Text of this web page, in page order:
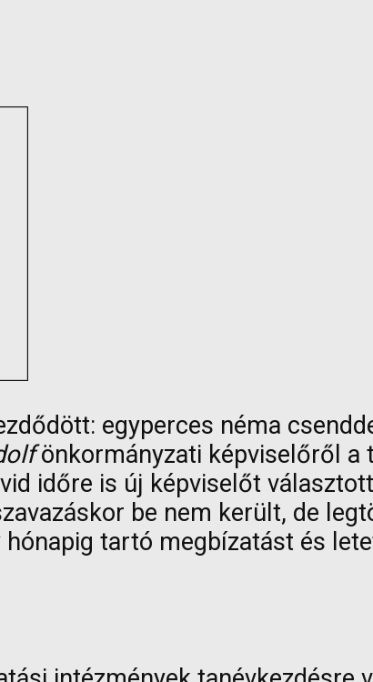
egyperces néma
önkormányzati képviselőről a
időre is új képviselőt
be nem került, de
tartó megbízatást és